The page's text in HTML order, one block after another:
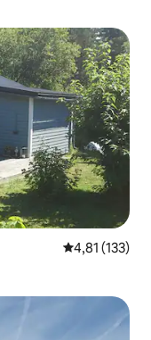
Évaluation
4,81 (133)